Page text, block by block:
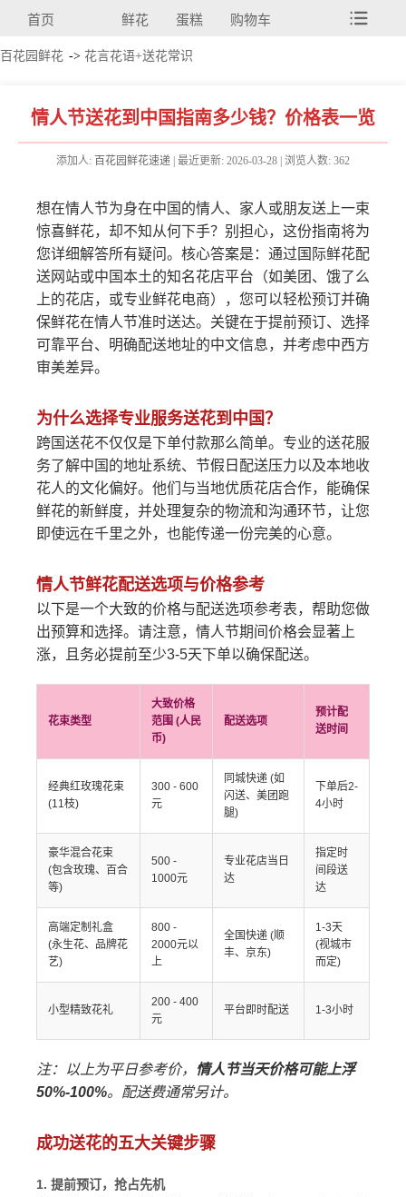
首页 鲜花 蛋糕 购物车
百花园鲜花 -> 花言花语+送花常识
情人节送花到中国指南多少钱？价格表一览
添加人: 百花园鲜花速递 | 最近更新: 2026-03-28 | 浏览人数: 362
想在情人节为身在中国的情人、家人或朋友送上一束
惊喜鲜花，却不知从何下手？别担心，这份指南将为
您详细解答所有疑问。核心答案是：通过国际鲜花配
送网站或中国本土的知名花店平台（如美团、饿了么
上的花店，或专业鲜花电商），您可以轻松预订并确
保鲜花在情人节准时送达。关键在于提前预订、选择
可靠平台、明确配送地址的中文信息，并考虑中西方
审美差异。
为什么选择专业服务送花到中国？
跨国送花不仅仅是下单付款那么简单。专业的送花服
务了解中国的地址系统、节假日配送压力以及本地收
花人的文化偏好。他们与当地优质花店合作，能确保
鲜花的新鲜度，并处理复杂的物流和沟通环节，让您
即使远在千里之外，也能传递一份完美的心意。
情人节鲜花配送选项与价格参考
以下是一个大致的价格与配送选项参考表，帮助您做
出预算和选择。请注意，情人节期间价格会显著上
涨，且务必提前至少3-5天下单以确保配送。
花束类型
大致价格
范围 (人民
币)
配送选项
预计配
送时间
经典红玫瑰花束
(11枝)
300 - 600
元
同城快递 (如
闪送、美团跑
腿)
下单后2-
4小时
豪华混合花束
(包含玫瑰、百合
等)
500 -
1000元
专业花店当日
达
指定时
间段送
达
高端定制礼盒
(永生花、品牌花
艺)
800 -
2000元以
上
全国快递 (顺
丰、京东)
1-3天
(视城市
而定)
小型精致花礼
200 - 400
元
平台即时配送 1-3小时
注：以上为平日参考价，
情人节当天价格可能上浮
50%-100%。配送费通常另计。
成功送花的五大关键步骤
1. 提前预订，抢占先机